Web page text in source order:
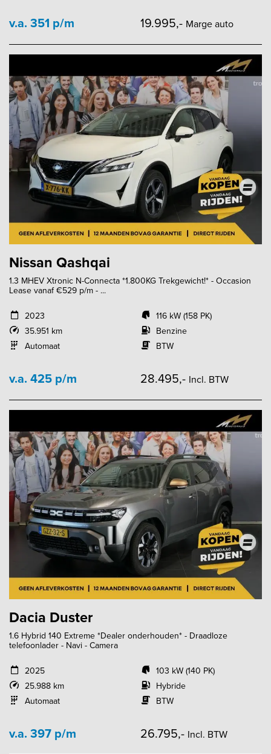
v.a. 351 p/m 19.995,- Marge auto
Nissan Qashqai
1.3 MHEV Xtronic N-Connecta *1.800KG Trekgewicht!* - Occasion
Lease vanaf €529 p/m - ...
2023
35.951 km
Automaat
116 kW (158 PK)
Benzine
BTW
v.a. 425 p/m 28.495,- Incl. BTW
Dacia Duster
1.6 Hybrid 140 Extreme *Dealer onderhouden* - Draadloze
telefoonlader - Navi - Camera
2025
25.988 km
Automaat
103 kW (140 PK)
Hybride
BTW
v.a. 397 p/m 26.795,- Incl. BTW